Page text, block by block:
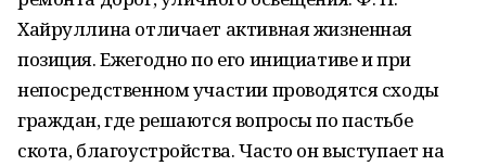
Хайруллина отличает активная жизненная
позиция. Ежегодно по его инициативе и при
непосредственном участии проводятся сходы
граждан, где решаются вопросы по пастьбе
скота, благоустройства. Часто он выступает на